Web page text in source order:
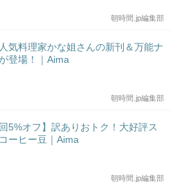
朝時間.jp編集部
気料理家かな姐さんの新刊＆万能ナ
登場！｜Aima
朝時間.jp編集部
5%オフ】訳ありおトク！大好評ス
ーヒー豆｜Aima
朝時間.jp編集部